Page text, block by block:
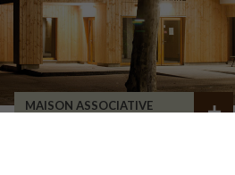
MAISON ASSOCIATIVE